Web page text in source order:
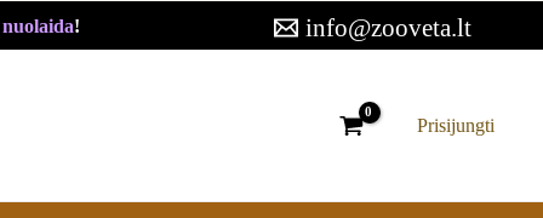
! info@zooveta.lt
Prisijungti